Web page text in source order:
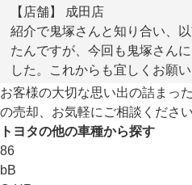
【店舗】 成田店
紹介で鬼塚さんと知り合い、
たんですが、今回も鬼塚さん
した。これからも宜しくお願い
お客様の大切な思い出の詰まっ
の売却、お気軽にご相談ください
トヨタの他の車種から探す
86
bB